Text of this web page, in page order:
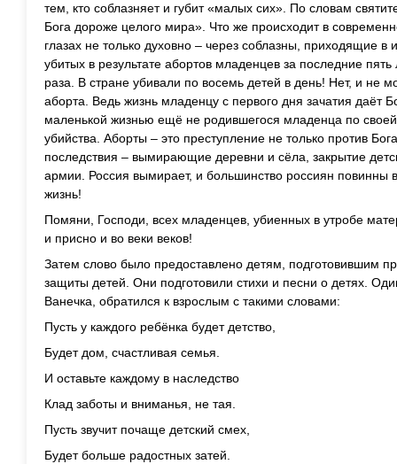
тем, кто соблазняет и губит «малых сих». По словам
Бога дороже целого мира». Что же происходит в
глазах не только духовно – через соблазны, приходящие
убитых в результате абортов младенцев за последние
раза. В стране убивали по восемь детей в день! Нет, и не
аборта. Ведь жизнь младенцу с первого дня зачатия даёт
маленькой жизнью ещё не родившегося младенца по
убийства. Аборты – это преступление не только против
последствия – вымирающие деревни и сёла, закрытие
армии. Россия вымирает, и большинство россиян повинны
жизнь!
Помяни, Господи, всех младенцев, убиенных в утробе
и присно и во веки веков!
Затем слово было предоставлено детям, подготовившим
защиты детей. Они подготовили стихи и песни о детях.
Ванечка, обратился к взрослым с такими словами:
Пусть у каждого ребёнка будет детство,
Будет дом, счастливая семья.
И оставьте каждому в наследство
Клад заботы и вниманья, не тая.
Пусть звучит почаще детский смех,
Будет больше радостных затей.